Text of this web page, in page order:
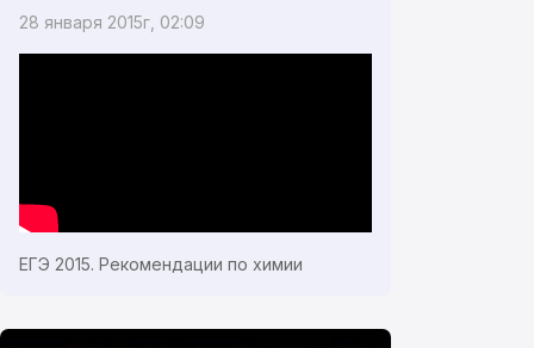
28 января 2015г, 02:09
ЕГЭ 2015. Рекомендации по химии